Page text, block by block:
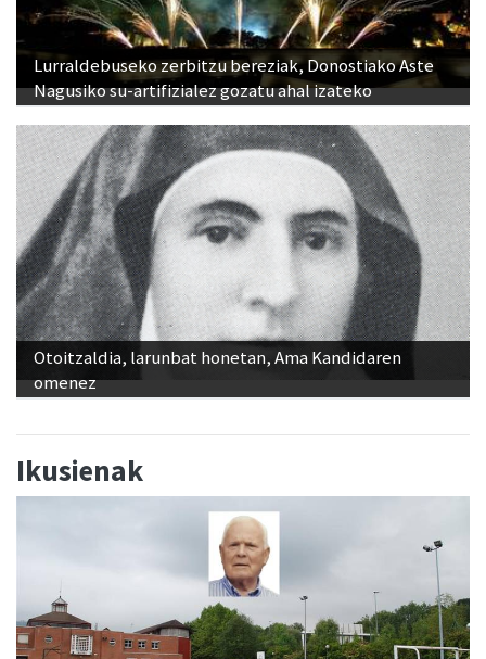
Lurraldebuseko zerbitzu bereziak, Donostiako Aste
Nagusiko su-artifizialez gozatu ahal izateko
Otoitzaldia, larunbat honetan, Ama Kandidaren
omenez
Ikusienak